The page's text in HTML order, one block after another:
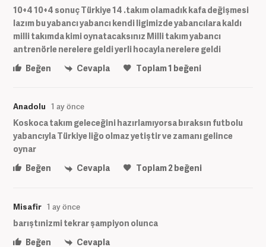
10+4 10+4 sonuç Türkiye 14 .takım olamadık kafa değişmesi
lazım bu yabancı yabancı kendi ligimizde yabancılara kaldı
milli takımda kimi oynatacaksınız Milli takım yabancı
antrenörle nerelere geldi yerli hocayla nerelere geldi
Beğen
Cevapla Toplam1 beğeni
Anadolu 1 ay önce
Koskoca takım geleceğini hazırlamıyorsa bıraksın futbolu
yabancıyla Türkiye liğo olmaz yetiştir ve zamanı gelince
oynar
Beğen
Cevapla Toplam2beğeni
Misafir 1 ay önce
barıştınizmi tekrar şampiyon olunca
Beğen
Cevapla